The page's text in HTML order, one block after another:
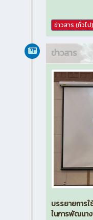
ข่าวสาร (ทั่วไป)
ข่าวสาร
บรรยายการ
ในการพัฒนา